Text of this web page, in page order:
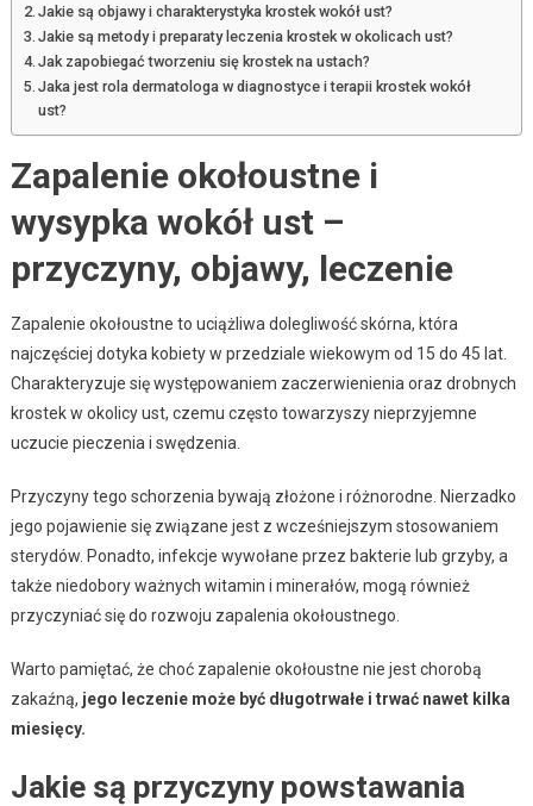
Jakie są objawy i charakterystyka krostek wokół ust?
Jakie są metody i preparaty leczenia krostek w okolicach ust?
Jak zapobiegać tworzeniu się krostek na ustach?
Jaka jest rola dermatologa w diagnostyce i terapii krostek wokół
ust?
Zapalenie okołoustne i
wysypka wokół ust –
przyczyny, objawy, leczenie
Zapalenie okołoustne to uciążliwa dolegliwość skórna, która
najczęściej dotyka kobiety w przedziale wiekowym od 15 do 45 lat.
Charakteryzuje się występowaniem zaczerwienienia oraz drobnych
krostek w okolicy ust, czemu często towarzyszy nieprzyjemne
uczucie pieczenia i swędzenia.
Przyczyny tego schorzenia bywają złożone i różnorodne. Nierzadko
jego pojawienie się związane jest z wcześniejszym stosowaniem
sterydów. Ponadto, infekcje wywołane przez bakterie lub grzyby, a
także niedobory ważnych witamin i minerałów, mogą również
przyczyniać się do rozwoju zapalenia okołoustnego.
Warto pamiętać, że choć zapalenie okołoustne nie jest chorobą
zakaźną, jego leczenie może być długotrwałe i trwać nawet kilka
miesięcy.
Jakie są przyczyny powstawania